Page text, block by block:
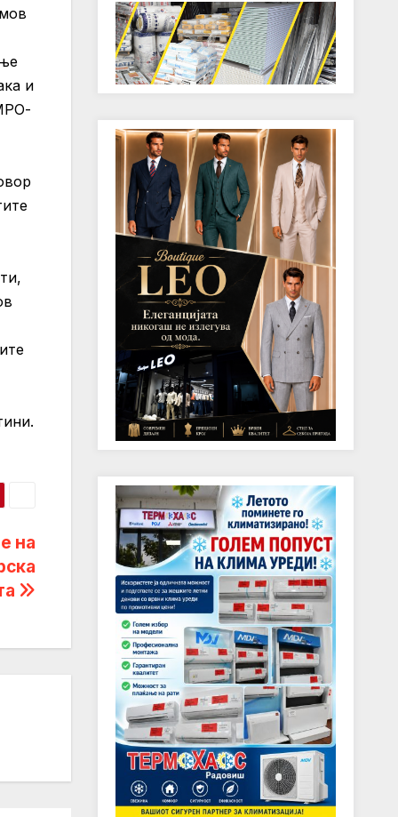
и
на